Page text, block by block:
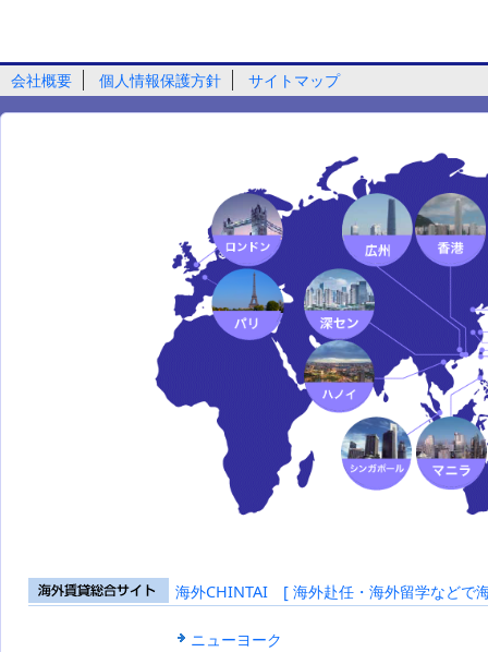
会社概要 個人情報保護方針 サイトマップ
海外賃貸総合
海外CHINTAI [ 海外赴任・海外留学などで
ニューヨーク